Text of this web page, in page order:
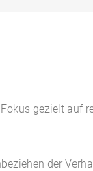
gezielt auf
der